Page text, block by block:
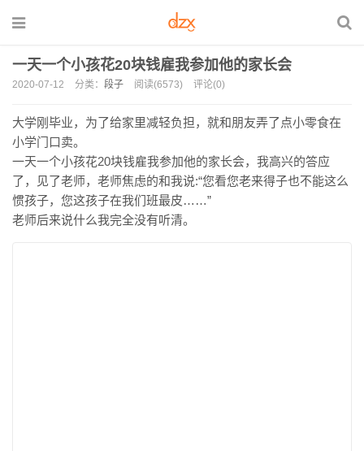
一天一个小孩花20块钱雇我参加他的家长会
2020-07-12 分类： 段子 阅读(6573) 评论(0)
大学刚毕业，为了给家里减轻负担，就和朋友弄了点小零食在
小学门口卖。
一天一个小孩花20块钱雇我参加他的家长会，我高兴的答应
了，见了老师，老师焦虑的和我说:“您看您老来得子也不能这么
惯孩子，您这孩子在我们班最皮……”
老师后来说什么我完全没有听清。